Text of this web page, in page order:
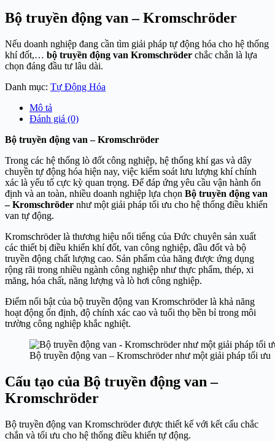
Bộ truyền động van – Kromschröder
Nếu doanh nghiệp đang cần tìm giải pháp tự động hóa cho hệ thống
khí đốt,… bộ truyền động van Kromschröder chắc chắn là lựa
chọn đáng đầu tư lâu dài.
Danh mục: Tự Động Hóa
Mô tả
Đánh giá (0)
Bộ truyền động van – Kromschröder
Trong các hệ thống lò đốt công nghiệp, hệ thống khí gas và dây
chuyền tự động hóa hiện nay, việc kiểm soát lưu lượng khí chính
xác là yếu tố cực kỳ quan trọng. Để đáp ứng yêu cầu vận hành ổn
định và an toàn, nhiều doanh nghiệp lựa chọn Bộ truyền động van
– Kromschröder như một giải pháp tối ưu cho hệ thống điều khiển
van tự động.
Kromschröder là thương hiệu nổi tiếng của Đức chuyên sản xuất
các thiết bị điều khiển khí đốt, van công nghiệp, đầu đốt và bộ
truyền động chất lượng cao. Sản phẩm của hãng được ứng dụng
rộng rãi trong nhiều ngành công nghiệp như thực phẩm, thép, xi
măng, hóa chất, năng lượng và lò hơi công nghiệp.
Điểm nổi bật của bộ truyền động van Kromschröder là khả năng
hoạt động ổn định, độ chính xác cao và tuổi thọ bền bỉ trong môi
trường công nghiệp khắc nghiệt.
Bộ truyền động van – Kromschröder như một giải pháp tối ưu
Cấu tạo của Bộ truyền động van –
Kromschröder
Bộ truyền động van Kromschröder được thiết kế với kết cấu chắc
chắn và tối ưu cho hệ thống điều khiển tự động.